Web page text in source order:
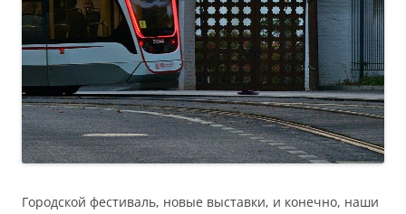
Городской фестиваль, новые выставки, и конечно, наши